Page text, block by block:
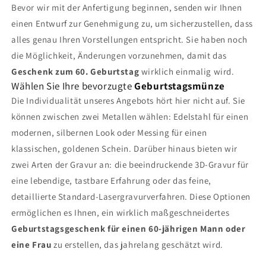
Bevor wir mit der Anfertigung beginnen, senden wir Ihnen
einen Entwurf zur Genehmigung zu, um sicherzustellen, dass
alles genau Ihren Vorstellungen entspricht. Sie haben noch
die Möglichkeit, Änderungen vorzunehmen, damit das
Geschenk zum 60. Geburtstag wirklich einmalig wird.
Wählen Sie Ihre bevorzugteGeburtstagsmünze
Die Individualität unseres Angebots hört hier nicht auf. Sie
können zwischen zwei Metallen wählen: Edelstahl für einen
modernen, silbernen Look oder Messing für einen
klassischen, goldenen Schein. Darüber hinaus bieten wir
zwei Arten der Gravur an: die beeindruckende 3D-Gravur für
eine lebendige, tastbare Erfahrung oder das feine,
detaillierte Standard-Lasergravurverfahren. Diese Optionen
ermöglichen es Ihnen, ein wirklich maßgeschneidertes
Geburtstagsgeschenk für einen 60-jährigen Mann oder
eine Frau zu erstellen, das jahrelang geschätzt wird.